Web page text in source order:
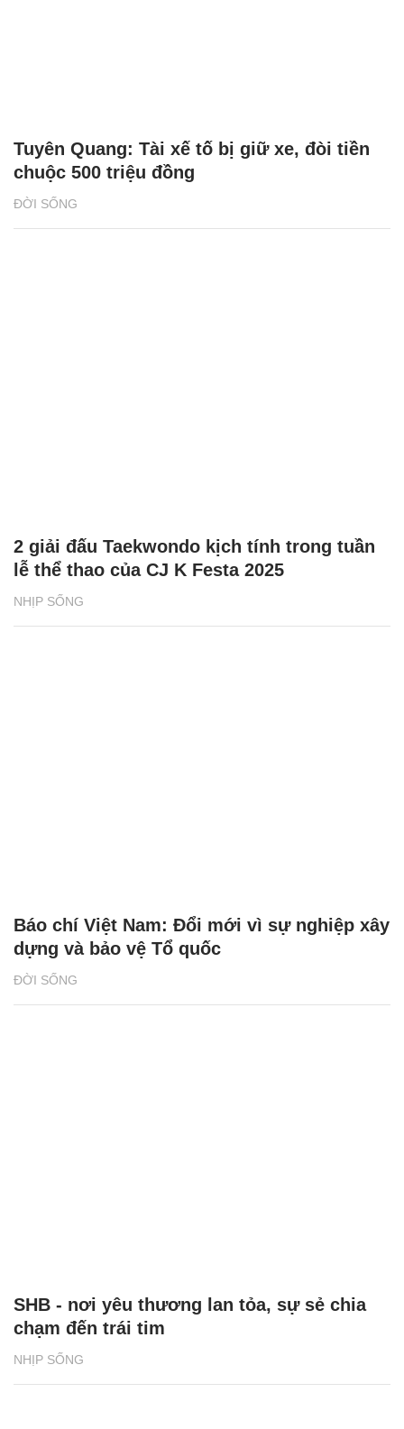
ĐỜI SỐNG
Tuyên Quang: Tài xế tố bị giữ xe, đòi tiền
chuộc 500 triệu đồng
NHỊP SỐNG
2 giải đấu Taekwondo kịch tính trong tuần
lễ thể thao của CJ K Festa 2025
ĐỜI SỐNG
Báo chí Việt Nam: Đổi mới vì sự nghiệp xây
dựng và bảo vệ Tổ quốc
NHỊP SỐNG
SHB - nơi yêu thương lan tỏa, sự sẻ chia
chạm đến trái tim